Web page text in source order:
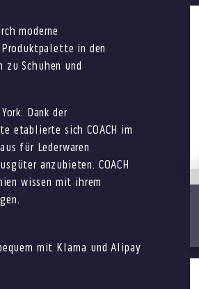
moderne
in den
zu Schuhen und
Dank der
etablierte sich COACH im
für Lederwaren
anzubieten. COACH
wissen mit ihrem
mit Klarna und Alipay